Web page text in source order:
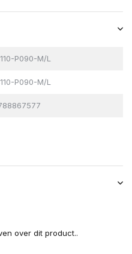
P090-M/L
P090-M/L
over dit product..